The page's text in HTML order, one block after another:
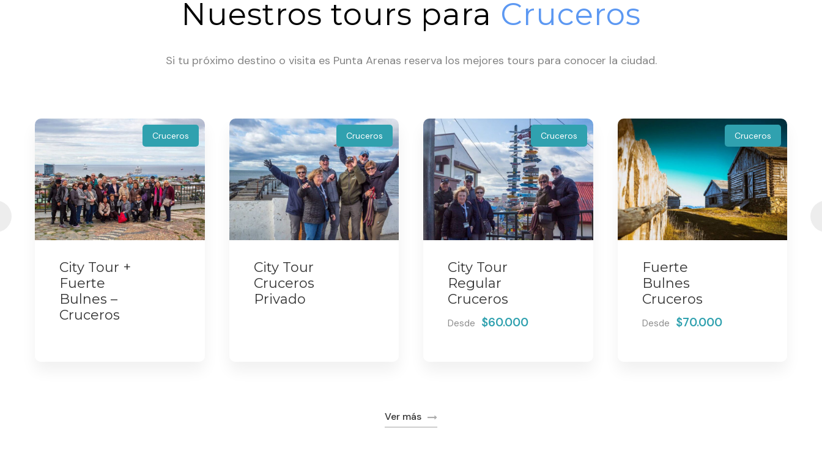
Nuestros tours para Cruceros
Si tu próximo destino o visita es Punta Arenas reserva los mejores tours para conocer la ciudad.
Cruceros
City Tour +
Fuerte
Bulnes –
Cruceros
Cruceros
City Tour
Cruceros
Privado
Cruceros
City Tour
Regular
Cruceros
Desde $60.000
Cruceros
Fuerte
Bulnes
Cruceros
Desde $70.000
Ver más